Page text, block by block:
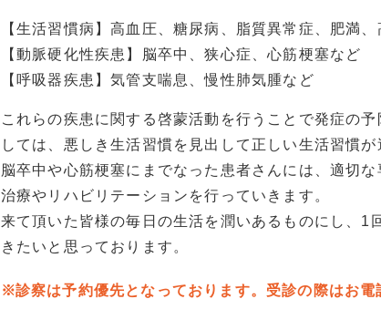
【生活習慣病】高血圧、糖尿病、脂質異常症、肥満
【動脈硬化性疾患】脳卒中、狭心症、心筋梗塞など
【呼吸器疾患】気管支喘息、慢性肺気腫など
これらの疾患に関する啓蒙活動を行うことで発症の
しては、悪しき生活習慣を見出して正しい生活習慣
脳卒中や心筋梗塞にまでなった患者さんには、適切
治療やリハビリテーションを行っていきます。
来て頂いた皆様の毎日の生活を潤いあるものにし、
きたいと思っております。
診察は予約優先となっております。受診の際はお電